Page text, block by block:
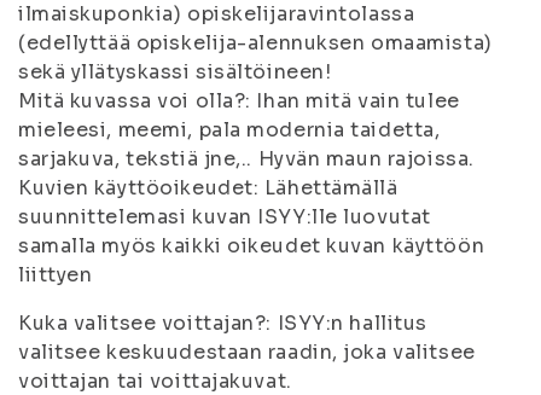
ilmaiskuponkia) opiskelijaravintolassa
(edellyttää opiskelija-alennuksen omaamista)
sekä yllätyskassi sisältöineen!
Mitä kuvassa voi olla?: Ihan mitä vain tulee
mieleesi, meemi, pala modernia taidetta,
sarjakuva, tekstiä jne,.. Hyvän maun rajoissa.
Kuvien käyttöoikeudet: Lähettämällä
suunnittelemasi kuvan ISYY:lle luovutat
samalla myös kaikki oikeudet kuvan käyttöön
liittyen
Kuka valitsee voittajan?: ISYY:n hallitus
valitsee keskuudestaan raadin, joka valitsee
voittajan tai voittajakuvat.